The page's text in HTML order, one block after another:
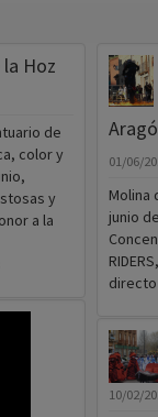
Hoz
de
color y
y
a la
01/06/
Molina
junio
10/02/